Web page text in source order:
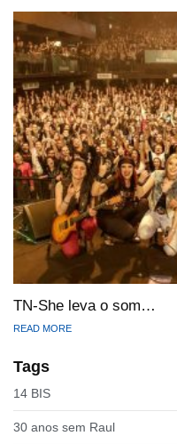
TN-She leva o som…
READ MORE
Tags
14 BIS
30 anos sem Raul